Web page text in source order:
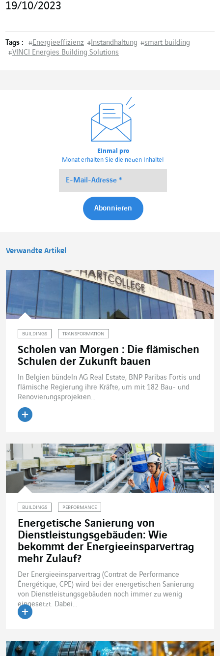
19/10/2023
Tags : #Energieeffizienz # Instandhaltung #smart building
#VINCI Energies Building Solutions
Einmal pro
Monat erhalten Sie die neuen Inhalte!
Verwandte Artikel
BUILDINGS TRANSFORMATION
Scholen van Morgen : Die flämischen
Schulen der Zukunft bauen
In Belgien bündeln AG Real Estate, BNP Paribas Fortis und
flämische Regierung ihre Kräfte, um mit 182 Bau- und
Renovierungsprojekten...
BUILDINGS PERFORMANCE
Energetische Sanierung von
Dienstleistungsgebäuden: Wie
bekommt der Energieeinsparvertrag
mehr Zulauf?
Der Energieeinsparvertrag (Contrat de Performance
Énergétique, CPE) wird bei der energetischen Sanierung
von Dienstleistungsgebäuden noch immer zu wenig
eingesetzt. Dabei...